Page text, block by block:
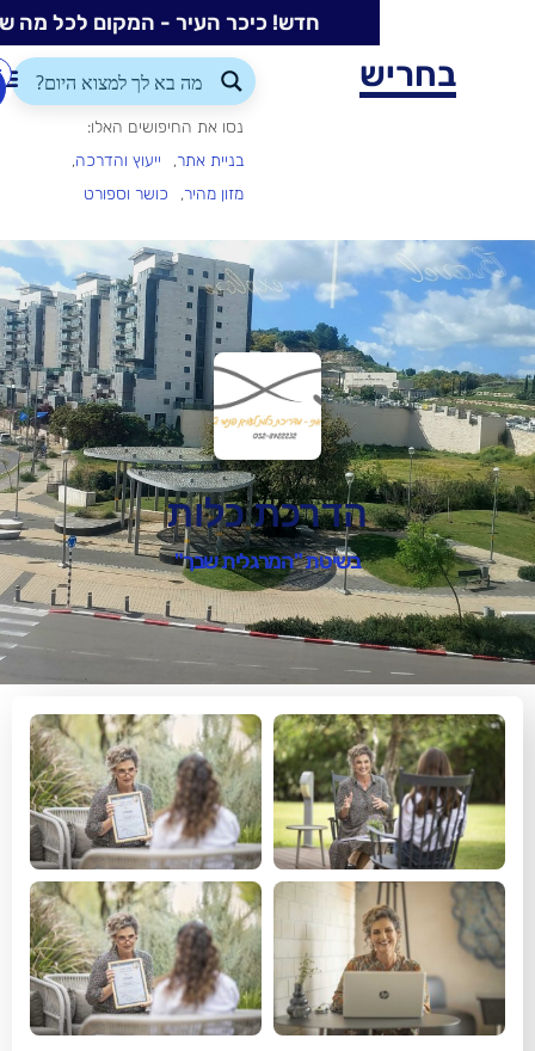
חדש! כיכר העיר - המקום לכל מה שקורה בעיר
ייעוץ והדרכה
כושר וספורט
התחברות/הרשמה
הוספת
עסק
הדרכת כלות
בשיטת "המרגלית שבך"